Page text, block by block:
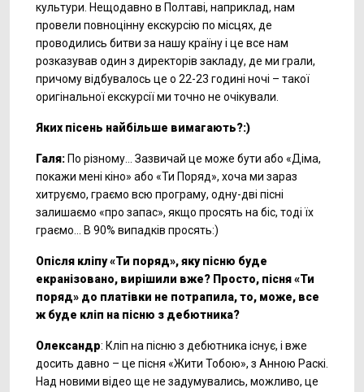
культури. Нещодавно в Полтаві, наприклад, нам
провели повноцінну екскурсію по місцях, де
проводились битви за нашу країну і це все нам
розказував один з директорів закладу, де ми грали,
причому відбувалось це о 22-23 годині ночі – такої
оригінальної екскурсії ми точно не очікували.
Яких пісень найбільше вимагають?:)
Галя: По різному… Зазвичай це може бути або «Діма,
покажи мені кіно» або «Ти Поряд», хоча ми зараз
хитруємо, граємо всю програму, одну-дві пісні
залишаємо «про запас», якщо просять на біс, тоді їх
граємо… В 90% випадків просять:)
Опісля кліпу «Ти поряд», яку пісню буде
екранізовано, вирішили вже? Просто, пісня «Ти
поряд» до платівки не потрапила, то, може, все
ж буде кліп на пісню з дебютника?
Олександр: Кліп на пісню з дебютника існує, і вже
досить давно – це пісня «Жити Тобою», з Анною Раскі.
Над новими відео ще не задумувались, можливо, це